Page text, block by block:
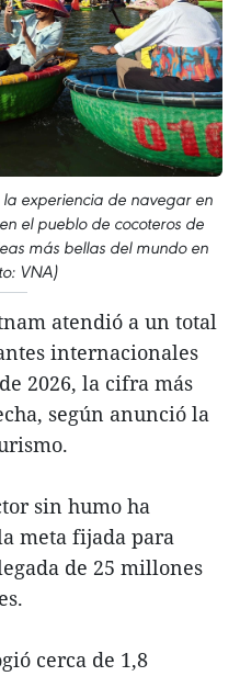
la experiencia de navegar en
el pueblo de cocoteros de
más bellas del mundo en
VNA)
atendió a un total
internacionales
2026, la cifra más
según anunció la
sin humo ha
meta fijada para
de 25 millones
cerca de 1,8